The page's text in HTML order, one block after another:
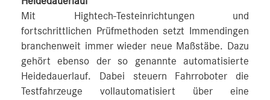
Mit Hightech-Testeinrichtungen und
fortschrittlichen Prüfmethoden setzt Immendingen
branchenweit immer wieder neue Maßstäbe. Dazu
gehört ebenso der so genannte automatisierte
Heidedauerlauf. Dabei steuern Fahrroboter die
Testfahrzeuge vollautomatisiert über eine